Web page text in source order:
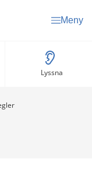
Meny
Lyssna